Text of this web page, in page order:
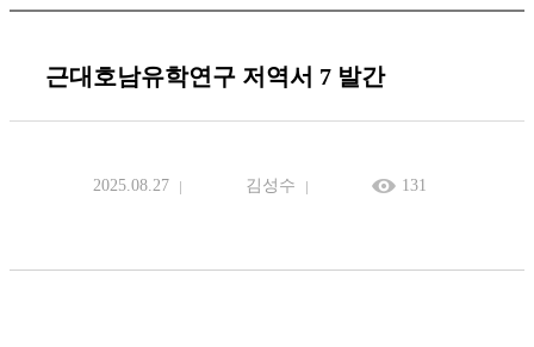
근대호남유학연구 저역서 7 발간
2025.08.27 김성수 131